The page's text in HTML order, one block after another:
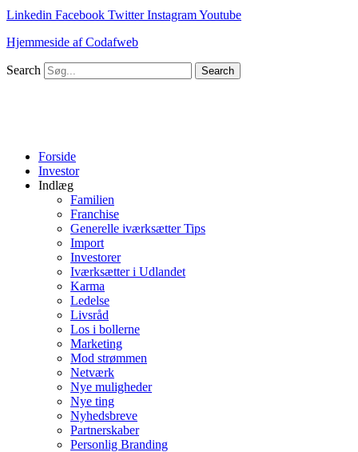
Linkedin Facebook Twitter InstagramYoutube
Hjemmeside af Codafweb
Search Search
Forside
Investor
Indlæg
Familien
Franchise
Generelle iværksætter Tips
Import
Investorer
Iværksætter i Udlandet
Karma
Ledelse
Livsråd
Los i bollerne
Marketing
Mod strømmen
Netværk
Nye muligheder
Nye ting
Nyhedsbreve
Partnerskaber
Personlig Branding